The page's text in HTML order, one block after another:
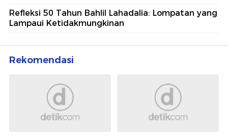
Refleksi 50 Tahun Bahlil Lahadalia: Lompatan yang
Lampaui Ketidakmungkinan
Rekomendasi